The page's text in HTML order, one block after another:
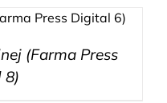
(Farma Press
8)